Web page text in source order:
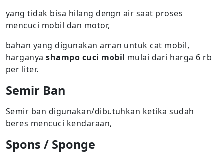
yang tidak bisa hilang dengn air saat proses
mencuci mobil dan motor,
bahan yang digunakan aman untuk cat mobil,
harganyashampo cuci mobil mulai dari harga 6 rb
per liter.
Semir Ban
Semir ban digunakan/dibutuhkan ketika sudah
beres mencuci kendaraan,
Spons / Sponge